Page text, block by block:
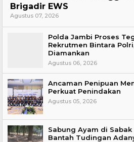
Brigadir EWS
Agustus 07, 2026
Polda Jambi Proses
Rekrutmen Bintara
Diamankan
Agustus 06, 2026
Ancaman Penipuan
Perkuat Penindakan
Agustus 05, 2026
Sabung Ayam di
Bantah Tudingan